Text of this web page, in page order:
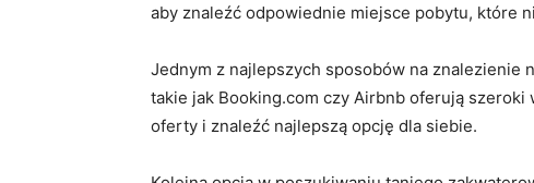
aby znaleźć odpowiednie miejsce pobytu, które
Jednym ‌z najlepszych sposobów na
takie jak​ Booking.com ‌czy Airbnb‌ oferują
oferty i znaleźć najlepszą opcję⁣ dla‌ siebie.